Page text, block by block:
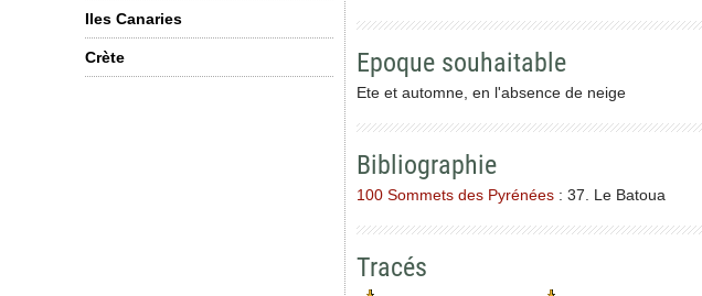
Iles Canaries
Crète Epoque souhaitable
Ete et automne, en l'absence de neige
Bibliographie
100 Sommets des Pyrénées : 37. Le Batoua
Tracés